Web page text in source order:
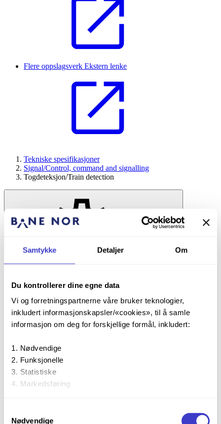
Samtykke Detaljer Om
Du kontrollerer dine egne data
Vi og forretningspartnerne våre bruker teknologier,
inkludert informasjonskapsler/«cookies», til å samle
informasjon om deg for forskjellige formål, inkludert:
Nødvendige
Funksjonelle
Statistiske
Markedsføring
formålene. Du kan også velge formålet du vil samtykke til
Nødvendige
Flere oppslagsverk Ekstern lenke
Tekniske spesifikasjoner
Signal/Control, command and signalling
Togdeteksjon/Train detection
Sidebredde
Normal
Bred
Full
Tekstbredde
Togdeteksjon/Train detection